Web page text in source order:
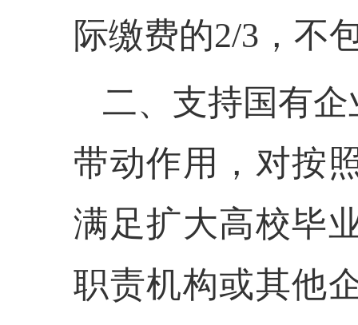
际缴费的2/3，不
二、支持国有
带动作用，对按
满足扩大高校毕
职责机构或其他